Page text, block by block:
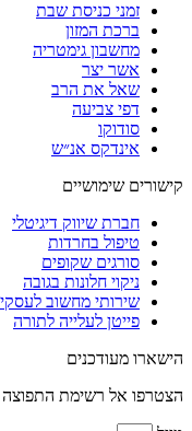
זמני כניסת שבת
ברכת המזון
מחשבון גימטריה
אשר יצר
שאל את הרב
דפי צביעה
סודוקו
אינדקס אנ״ש
קישורים שימושיים
חברת שיווק דיגיטלי
טיפול בחרדות
סורגים שקופים
ניקוי חלונות בגובה
שירותי מחשוב
פייטן לעלייה לתורה
הישארו מעודכנים
הצטרפו אל רשימת התפוצה